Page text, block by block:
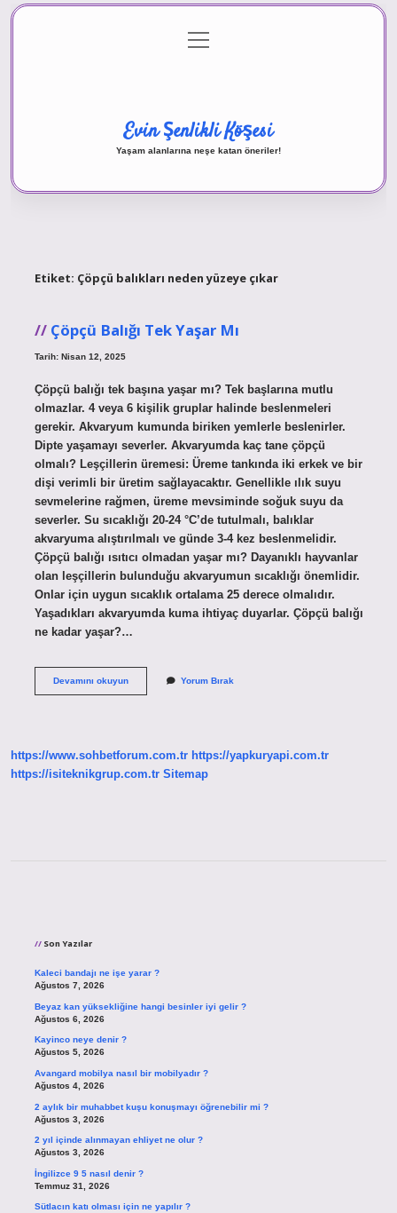
Gizlilik Politikası
menüyü
aç
Evin Şenlikli Köşesi
Yaşam alanlarına neşe katan öneriler!
Etiket: Çöpçü balıkları neden yüzeye çıkar
Çöpçü Balığı Tek Yaşar Mı
Tarih: Nisan 12, 2025
Çöpçü balığı tek başına yaşar mı? Tek başlarına mutlu
olmazlar. 4 veya 6 kişilik gruplar halinde beslenmeleri
gerekir. Akvaryum kumunda biriken yemlerle beslenirler.
Dipte yaşamayı severler. Akvaryumda kaç tane çöpçü
olmalı? Leşçillerin üremesi: Üreme tankında iki erkek ve bir
dişi verimli bir üretim sağlayacaktır. Genellikle ılık suyu
sevmelerine rağmen, üreme mevsiminde soğuk suyu da
severler. Su sıcaklığı 20-24 °C’de tutulmalı, balıklar
akvaryuma alıştırılmalı ve günde 3-4 kez beslenmelidir.
Çöpçü balığı ısıtıcı olmadan yaşar mı? Dayanıklı hayvanlar
olan leşçillerin bulunduğu akvaryumun sıcaklığı önemlidir.
Onlar için uygun sıcaklık ortalama 25 derece olmalıdır.
Yaşadıkları akvaryumda kuma ihtiyaç duyarlar. Çöpçü balığı
ne kadar yaşar?…
Devamını okuyunÇöpçü
Yorum Bırak
https://www.sohbetforum.com.tr https://yapkuryapi.com.tr
https://isiteknikgrup.com.tr Sitemap
Son Yazılar
Kaleci bandajı ne işe yarar ?
Ağustos 7, 2026
Beyaz kan yüksekliğine hangi besinler iyi gelir ?
Ağustos 6, 2026
Kayinco neye denir ?
Ağustos 5, 2026
Avangard mobilya nasıl bir mobilyadır ?
Ağustos 4, 2026
2 aylık bir muhabbet kuşu konuşmayı öğrenebilir mi ?
Ağustos 3, 2026
2 yıl içinde alınmayan ehliyet ne olur ?
Ağustos 3, 2026
İngilizce 9 5 nasıl denir ?
Temmuz 31, 2026
Sütlacın katı olması için ne yapılır ?